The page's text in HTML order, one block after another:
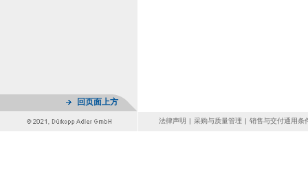
回页面上方
法律声明 | 采购与质量管理 | 销售与交付通用条